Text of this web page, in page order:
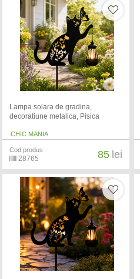
Lampa solara de gradina,
decoratiune metalica, Pisica
CHIC MANIA
Cod produs
28765 85 lei